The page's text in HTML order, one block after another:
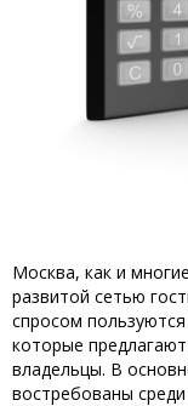
Москва, как и
развитой сетью
спросом
которые
владельцы. В
востребованы